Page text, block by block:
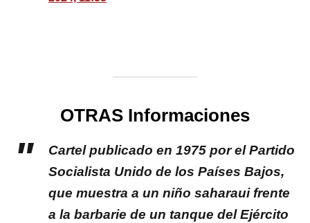
OTRAS Informaciones
Cartel publicado en 1975 por el Partido
Socialista Unido de los Países Bajos,
que muestra a un niño saharaui frente
a la barbarie de un tanque del Ejército